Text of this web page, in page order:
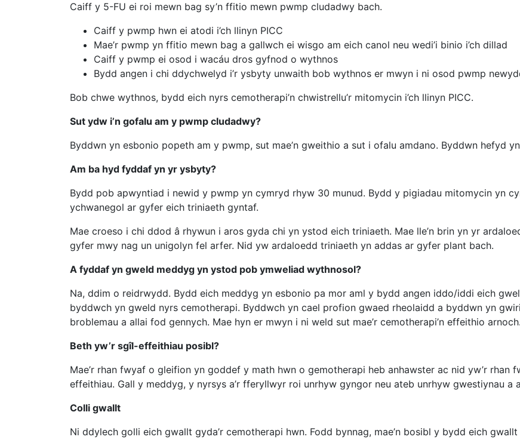
Caiff y 5-FU ei roi mewn bag sy’n ffitio mewn pwmp cludadwy bach.
Caiff y pwmp hwn ei atodi i’ch llinyn PICC
Mae’r pwmp yn ffitio mewn bag a gallwch ei wisgo am eich canol neu wedi’i binio i’ch dillad
Caiff y pwmp ei osod i wacáu dros gyfnod o wythnos
Bydd angen i chi ddychwelyd i’r ysbyty unwaith bob wythnos er mwyn i ni osod pwmp
Bob chwe wythnos, bydd eich nyrs cemotherapi’n chwistrellu’r mitomycin i’ch llinyn PICC.
Sut ydw i’n gofalu am y pwmp cludadwy?
Byddwn yn esbonio popeth am y pwmp, sut mae’n gweithio a sut i ofalu amdano. Byddwn hefyd
Am ba hyd fyddaf yn yr ysbyty?
Bydd pob apwyntiad i newid y pwmp yn cymryd rhyw 30 munud. Bydd y pigiadau mitomycin yn
ychwanegol ar gyfer eich triniaeth gyntaf.
Mae croeso i chi ddod â rhywun i aros gyda chi yn ystod eich triniaeth. Mae lle’n brin yn yr
gyfer mwy nag un unigolyn fel arfer. Nid yw ardaloedd triniaeth yn addas ar gyfer plant bach.
A fyddaf yn gweld meddyg yn ystod pob ymweliad wythnosol?
Na, ddim o reidrwydd. Bydd eich meddyg yn esbonio pa mor aml y bydd angen iddo/iddi eich
byddwch yn gweld nyrs cemotherapi. Byddwch yn cael profion gwaed rheolaidd a byddwn yn
broblemau a allai fod gennych. Mae hyn er mwyn i ni weld sut mae’r cemotherapi’n effeithio arnoch.
Beth yw’r sgîl-effeithiau posibl?
Mae’r rhan fwyaf o gleifion yn goddef y math hwn o gemotherapi heb anhawster ac nid yw’r
effeithiau. Gall y meddyg, y nyrsys a’r fferyllwyr roi unrhyw gyngor neu ateb unrhyw gwestiynau a
Colli gwallt
Ni ddylech golli eich gwallt gyda’r cemotherapi hwn. Fodd bynnag, mae’n bosibl y bydd eich